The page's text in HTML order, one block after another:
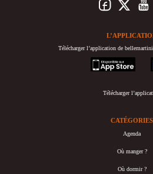
Télécharger l’application de
appstore
Télécharger
CATÉGORIES
Agenda
Où manger ?
Où dormir ?